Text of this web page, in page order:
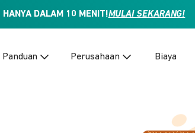
HANYA DALAM 10 MENIT!MULAI SEKARANG!
Panduan Perusahaan Biaya